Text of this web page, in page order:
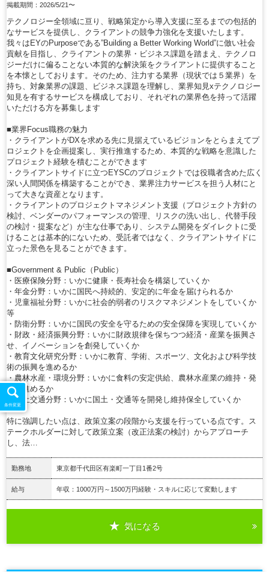
掲載期間：2026/5/21〜
テクノロジー全領域に亘り、戦略策定から導入支援に至るまでの包括的
なサービスを提供し、クライアントの競争力強化を支援いたします。
我々はEYのPurposeである”Building a Better Working World”に倣い社会
貢献を目指し、クライアントの業界・ビジネス課題を踏まえ、テクノロ
ジーだけに偏ることない本質的な解決策をクライアントに提供すること
を本懐としております。そのため、注力する業界（現状では５業界）を
持ち、対象業界の課題、ビジネス課題を理解し、業界知見xテクノロジー
知見を有するサービスを構成しており、それぞれの業界色を持って活躍
いただける方を募集します
■業界Focus職務の魅力
・クライアントがDXを求める先に見据えているビジョンをとらまえてプ
ロジェクトを企画提案し、実行推進するため、本質的な戦略を意識した
プロジェクト経験を積むことができます
・クライアントサイドに立つEYSCのプロジェクトでは役職者含めた広く
深い人間関係を構築することができ、業界注力サービスを担う人材にと
って大きな資産となります。
・クライアントのプロジェクトマネジメント支援（プロジェクト方針の
検討、ベンダーのパフォーマンスの管理、リスクの洗い出し、代替手段
の検討・提案など）が主な仕事であり、システム開発をダイレクトに受
けることは基本的にないため、受託者ではなく、クライアントサイドに
立った景色を見ることができます。
■Government & Public（Public）
・医療保険分野：いかに健康・長寿社会を構築していくか
・年金分野：いかに国民へ持続的、安定的に年金を届けられるか
・児童福祉分野：いかに社会的弱者のリスクマネジメントをしていくか
等
・防衛分野：いかに国民の安全を守るための安全保障を実現していくか
・財政・経済振興分野：いかに財政規律を保ちつつ経済・産業を振興さ
せ、イノベーションを創発していくか
・教育文化研究分野：いかに教育、学術、スポーツ、文化および科学技
術の振興を進めるか
・農林水産・環境分野：いかに食料の安定供給、農林水産業の維持・発
展を進めるか
・国土交通分野：いかに国土・交通等を開発し維持保全していくか
特に強調したい点は、政策立案の段階から支援を行っている点です。ス
テークホルダーに対して政策立案（改正法案の検討）からアプローチ
し、法…
勤務地 東京都千代田区有楽町一丁目1番2号
給与 年収：1000万円～1500万円経験・スキルに応じて変動します
気になる
条件変更